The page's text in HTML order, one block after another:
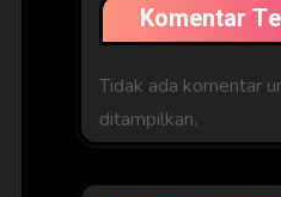
Komentar
Tidak ada komentar
ditampilkan.